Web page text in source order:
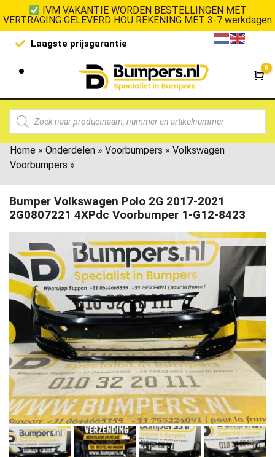
IVM VAKANTIE WORDEN BESTELLINGEN MET
VERTRAGING GELEVERD HOU REKENING MET 3-7 werkdagen
Laagste prijsgarantie De
0
Home » Onderdelen » Voorbumpers » Volkswagen
Voorbumpers »
Bumper Volkswagen Polo 2G 2017-2021
2G0807221 4XPdc Voorbumper 1-G12-8423